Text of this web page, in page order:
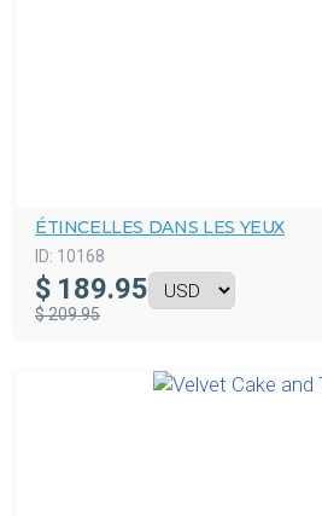
ÉTINCELLES DANS LES YEUX
ID: 10168
$ 189.95
$ 209.95